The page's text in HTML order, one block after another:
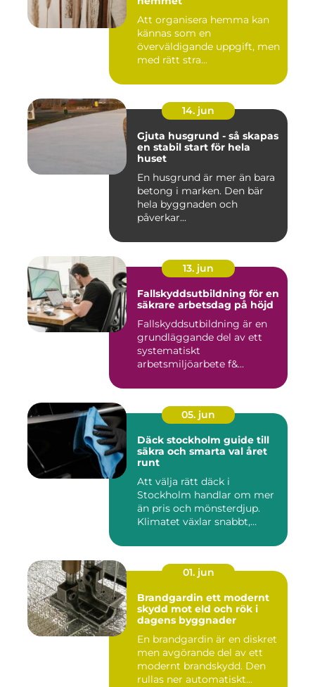
Att organisera hemma kan
kännas som en
överväldigande uppgift, men
med rätt stra...
14. jun
Gjuta husgrund - så skapas
en stabil start för hela
huset
En husgrund är mer än bara
betong i marken. Den bär
hela byggnaden och
påverkar...
13. jun
Fallskyddsutbildning för en
säkrare arbetsdag på höjd
Fallskyddsutbildning är en
grundläggande del av ett
systematiskt
arbetsmiljöarbete f&...
05. jun
Däck stockholm guide till
säkra och smarta val året
runt
Att välja rätt däck i
Stockholm handlar om mer
än pris och mönsterdjup.
Klimatet växlar snabbt,
01. jun
Brandgardin ett modernt
skydd mot eld och rök i
dagens byggnader
En brandgardin är en diskret
men avgörande del av ett
modernt brandskydd. Den
rullas ner automatiskt...